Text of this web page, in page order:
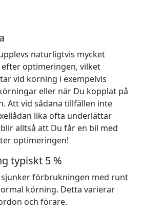
naturligtvis mycket
optimeringen, vilket
vid körning i exempelvis
eller när Du kopplat på
Att vid sådana tillfällen inte
lika ofta underlättar
alltså att Du får en bil med
optimeringen!
typiskt 5 %
förbrukningen med runt
körning. Detta varierar
och förare.